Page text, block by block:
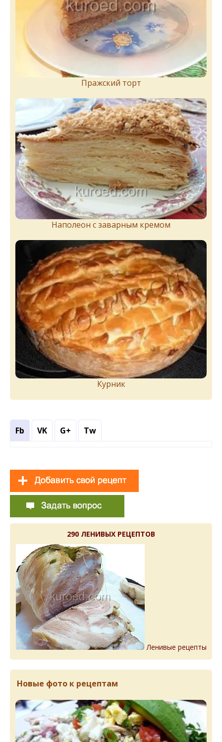
Пражский торт
Наполеон с заварным кремом
Курник
Fb VK G+ Tw
290 ЛЕНИВЫХ РЕЦЕПТОВ
Ленивые рецепты
Новые фото к рецептам